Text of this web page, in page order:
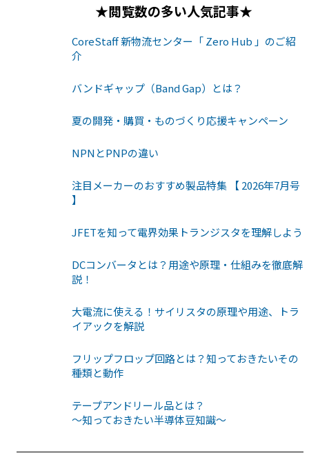
★閲覧数の多い人気記事★
CoreStaff 新物流センター「 Zero Hub 」のご紹
介
バンドギャップ（Band Gap）とは？
夏の開発・購買・ものづくり応援キャンペーン
NPNとPNPの違い
注目メーカーのおすすめ製品特集 【 2026年7月号
】
JFETを知って電界効果トランジスタを理解しよう
DCコンバータとは？用途や原理・仕組みを徹底解
説！
大電流に使える！サイリスタの原理や用途、トラ
イアックを解説
フリップフロップ回路とは？知っておきたいその
種類と動作
テープアンドリール品とは？
〜知っておきたい半導体豆知識〜